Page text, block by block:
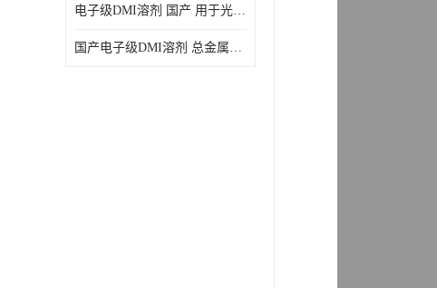
电子级DMI溶剂 国产 用于光刻胶
国产电子级DMI溶剂 总金属小于20ppb 用于半导体清洗